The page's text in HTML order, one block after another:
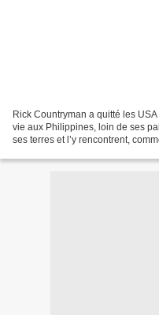
Rick Countryman a quitté les
vie aux Philippines, loin de ses
ses terres et l’y rencontrent,